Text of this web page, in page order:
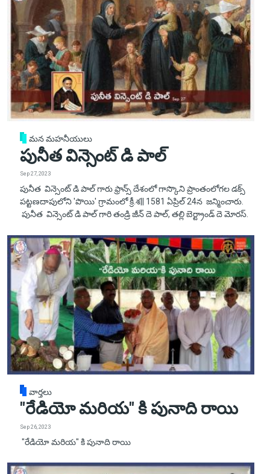
మన మహనీయులు
పునీత విన్సెంట్ డి పాల్
Sep 27, 2023
పునీత విన్సెంట్ డి పాల్ గారు ఫ్రాన్స్ దేశంలో గాస్కొని ప్రాంతంలోగల డక్స్
పట్టణదాపులోని 'పొయి' గ్రామంలో క్రీ.శ|| 1581 ఏప్రిల్ 24న జన్మించారు.
పునీత విన్సెంట్ డి పాల్ గారి తండ్రి జీన్ దె పాల్, తల్లి బెర్ట్రాండ్ దె మోరస్.
వార్తలు
"రేడియో మరియ" కి పునాది రాయి
Sep 26, 2023
"రేడియో మరియ" కి పునాది రాయి